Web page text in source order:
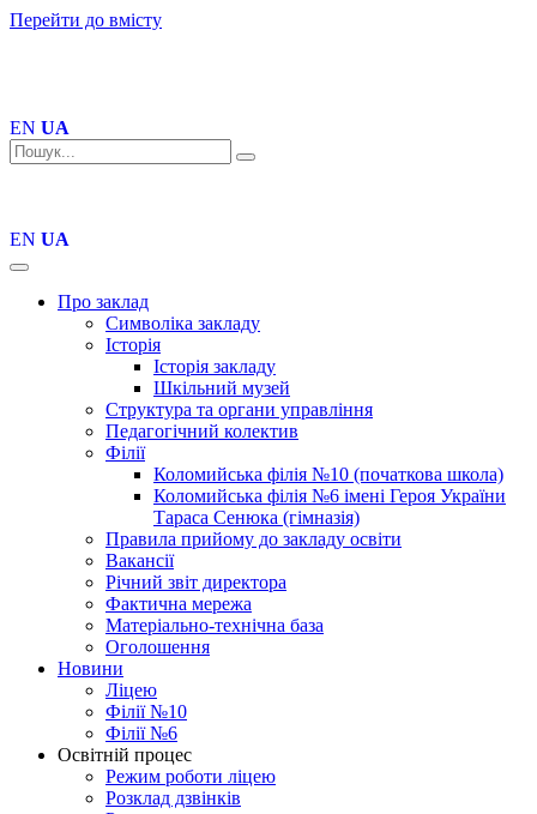
Перейти до вмісту
EN UA
EN UA
Про заклад
Символіка закладу
Історія
Історія закладу
Шкільний музей
Структура та органи управління
Педагогічний колектив
Філії
Коломийська філія №10 (початкова школа)
Коломийська філія №6 імені Героя України
Тараса Сенюка (гімназія)
Правила прийому до закладу освіти
Вакансії
Річний звіт директора
Фактична мережа
Матеріально-технічна база
Оголошення
Новини
Ліцею
Філії №10
Філії №6
Освітній процес
Режим роботи ліцею
Розклад дзвінків